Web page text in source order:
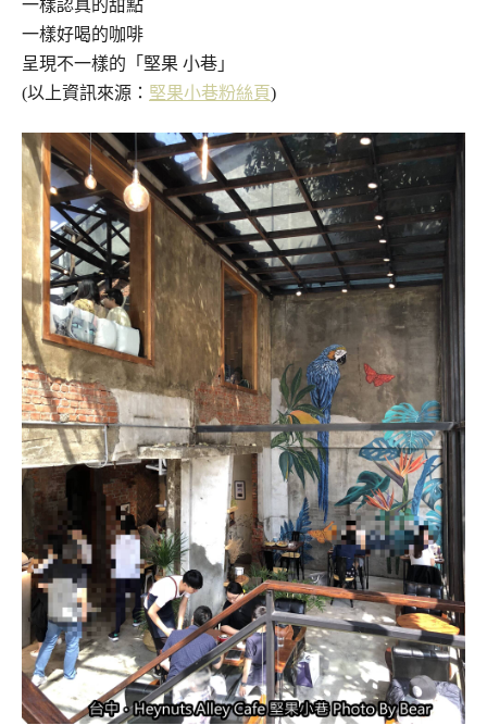
一樣認真的甜點
一樣好喝的咖啡
呈現不一樣的「堅果 小巷」
(以上資訊來源： 堅果小巷粉絲頁)